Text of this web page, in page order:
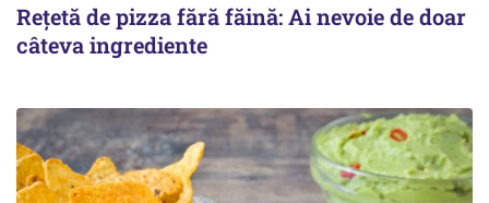
Rețetă de pizza fără făină: Ai nevoie de doar
câteva ingrediente